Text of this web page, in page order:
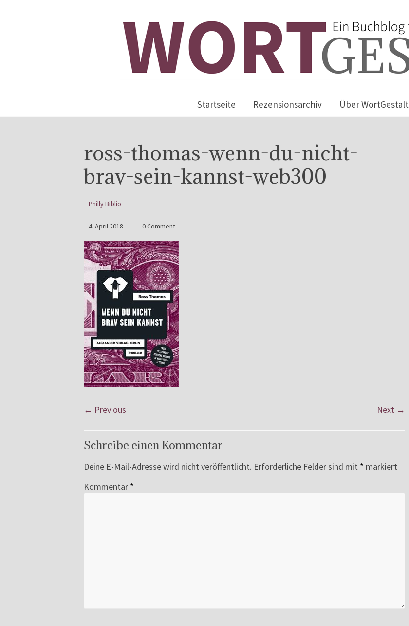
Startseite Rezensionsarchiv Über WortGestalt
ross-thomas-wenn-du-nicht-
brav-sein-kannst-web300
Philly Biblio
4. April 2018 0 Comment
← Previous Next →
Schreibe einen Kommentar
Deine E-Mail-Adresse wird nicht veröffentlicht. Erforderliche Felder sind mit * markiert
Kommentar *